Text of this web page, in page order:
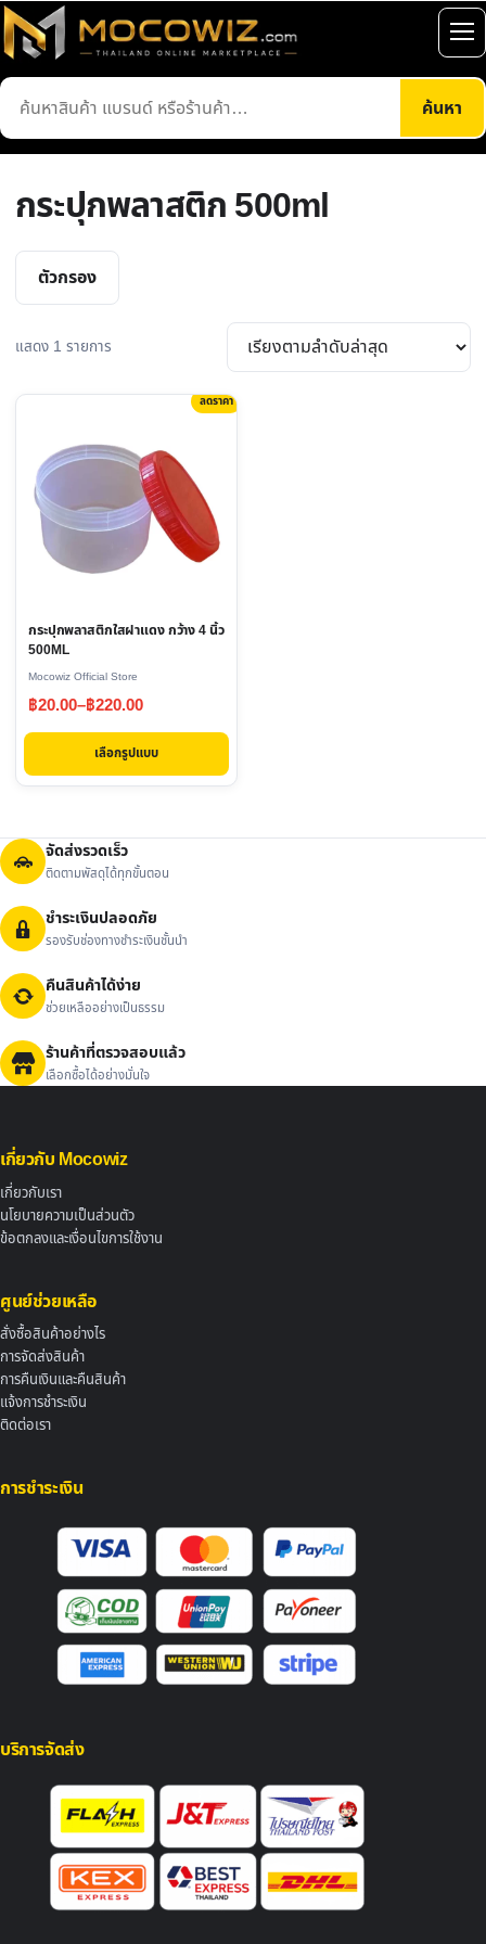
ข้าม
ไป
เนื้อหา
ค้นหา
สินค้า
ค้นหา
เปิ
เม
กระปุกพลาสติก 500ml
ตัวกรอง
แสดง 1 รายการ
ลดราคา
กระปุกพลาสติกใสฝาแดง กว้าง 4 นิ้ว
500ML
Mocowiz Official Store
฿20.00–฿220.00
Price
range:
through
เลือกรูปแบบ
product
has
multiple
variants.
The
be
chosen
on
the
page
จัดส่งรวดเร็ว
ติดตามพัสดุได้ทุกขั้นตอน
ชำระเงินปลอดภัย
รองรับช่องทางชำระเงินชั้นนำ
คืนสินค้าได้ง่าย
ช่วยเหลืออย่างเป็นธรรม
ร้านค้าที่ตรวจสอบแล้ว
เลือกซื้อได้อย่างมั่นใจ
เกี่ยวกับ Mocowiz
เกี่ยวกับเรา
นโยบายความเป็นส่วนตัว
ข้อตกลงและเงื่อนไขการใช้งาน
ศูนย์ช่วยเหลือ
สั่งซื้อสินค้าอย่างไร
การจัดส่งสินค้า
การคืนเงินและคืนสินค้า
แจ้งการชำระเงิน
ติดต่อเรา
การชำระเงิน
บริการจัดส่ง